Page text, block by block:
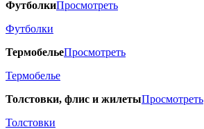
ФутболкиПросмотреть
Футболки
ТермобельеПросмотреть
Термобелье
Толстовки, флис и жилетыПросмотреть
Толстовки